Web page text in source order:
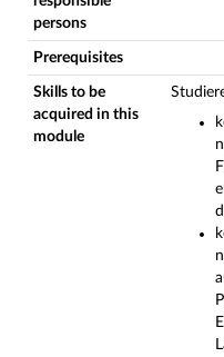
persons
Prerequisites
Skills to be
acquired in this
module